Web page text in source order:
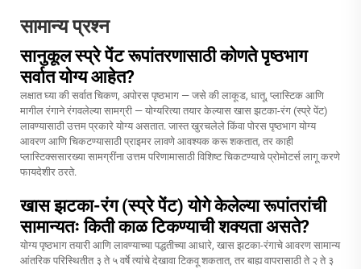
सामान्य प्रश्न
सानुकूल स्प्रे पेंट रूपांतरणासाठी कोणते पृष्ठभाग
सर्वात योग्य आहेत?
लक्षात घ्या की सर्वात चिकण, अपोरस पृष्ठभाग — जसे की लाकूड, धातू, प्लास्टिक आणि
मागील रंगाने रंगवलेल्या सामग्री — योग्यरित्या तयार केल्यास खास झटका-रंग (स्प्रे पेंट)
लावण्यासाठी उत्तम प्रकारे योग्य असतात. जास्त खुरचलेले किंवा पोरस पृष्ठभाग योग्य
आवरण आणि चिकटण्यासाठी प्राइमर लावणे आवश्यक करू शकतात, तर काही
प्लास्टिक्ससारख्या सामग्रींना उत्तम परिणामासाठी विशिष्ट चिकटण्याचे प्रोमोटर्स लागू करणे
फायदेशीर ठरते.
खास झटका-रंग (स्प्रे पेंट) योगे केलेल्या रूपांतरांची
सामान्यतः किती काळ टिकण्याची शक्यता असते?
योग्य पृष्ठभाग तयारी आणि लावण्याच्या पद्धतीच्या आधारे, खास झटका-रंगाचे आवरण सामान्य
आंतरिक परिस्थितीत ३ ते ५ वर्षे त्यांचे देखावा टिकवू शकतात, तर बाह्य वापरासाठी ते २ ते ३